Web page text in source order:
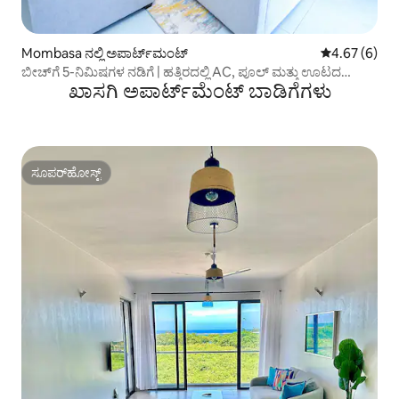
Mombasa ನಲ್ಲಿ ಅಪಾರ್ಟ್‌ಮಂಟ್ 5 ರಲ್ಲಿ 4.67
4.67 (6)
ಬೀಚ್‌ಗೆ 5-ನಿಮಿಷಗಳ ನಡಿಗೆ | ಹತ್ತಿರದಲ್ಲಿ AC, ಪೂಲ್ ಮತ್ತು ಊಟದ
ಖಾಸಗಿ ಅಪಾರ್ಟ್‌ಮೆಂಟ್ ಬಾಡಿಗೆಗಳು
ಸೂಪರ್‌ಹೋಸ್ಟ್
ಸೂಪರ್‌ಹೋಸ್ಟ್